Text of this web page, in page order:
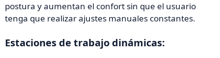
postura y aumentan el confort sin que el usuario
tenga que realizar ajustes manuales constantes.
Estaciones de trabajo dinámicas: